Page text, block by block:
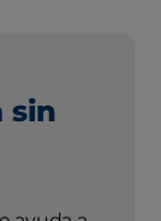
sin